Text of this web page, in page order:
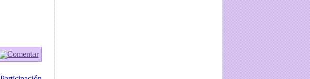
Comentar